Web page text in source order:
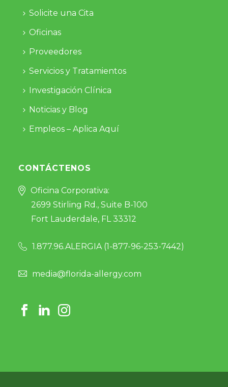
Solicite una Cita
Oficinas
Proveedores
Servicios y Tratamientos
Investigación Clínica
Noticias y Blog
Empleos – Aplica Aquí
CONTÁCTENOS
Oficina Corporativa:
2699 Stirling Rd., Suite B-100
Fort Lauderdale, FL 33312
1.877.96.ALERGIA (1-877-96-253-7442)
media@florida-allergy.com